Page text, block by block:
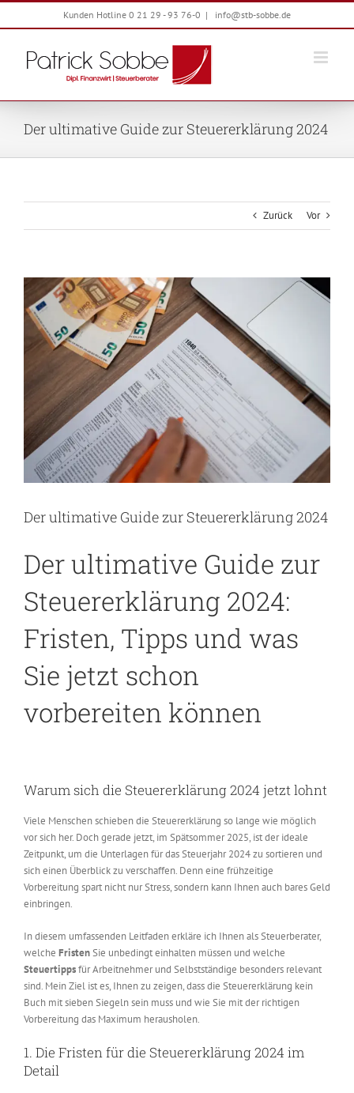
Kunden Hotline 0 21 29 - 93 76-0 | info@stb-sobbe.de
Der ultimative Guide zur Steuererklärung 2024
Zurück Vor
Zeige
grösseres
Bild
Der ultimative Guide zur Steuererklärung 2024
Der ultimative Guide zur
Steuererklärung 2024:
Fristen, Tipps und was
Sie jetzt schon
vorbereiten können
Warum sich die Steuererklärung 2024 jetzt lohnt
Viele Menschen schieben die Steuererklärung so lange wie möglich
vor sich her. Doch gerade jetzt, im Spätsommer 2025, ist der ideale
Zeitpunkt, um die Unterlagen für das Steuerjahr 2024 zu sortieren und
sich einen Überblick zu verschaffen. Denn eine frühzeitige
Vorbereitung spart nicht nur Stress, sondern kann Ihnen auch bares Geld
einbringen.
In diesem umfassenden Leitfaden erkläre ich Ihnen als Steuerberater,
welche FristenSie unbedingt einhalten müssen und welche
Steuertippsfür Arbeitnehmer und Selbstständige besonders relevant
sind. Mein Ziel ist es, Ihnen zu zeigen, dass die Steuererklärung kein
Buch mit sieben Siegeln sein muss und wie Sie mit der richtigen
Vorbereitung das Maximum herausholen.
1. Die Fristen für die Steuererklärung 2024 im
Detail